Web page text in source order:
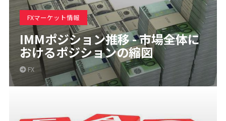
FXマーケット情報
IMMポジション推移 - 市場全体に
おけるポジションの縮図
FX